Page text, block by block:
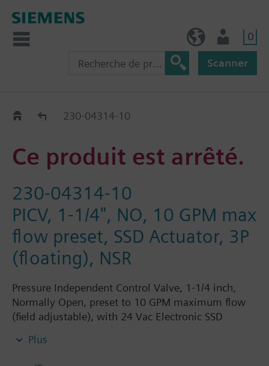
0
Scanner
Old2New230-04314-10
Ce produit est arrêté.
230-04314-10
PICV, 1-1/4", NO, 10 GPM max
flow preset, SSD Actuator, 3P
(floating), NSR
Pressure Independent Control Valve, 1-1/4 inch,
Normally Open, preset to 10 GPM maximum flow
(field adjustable), with 24 Vac Electronic SSD
Actuator, 3P (floating), NSR
Plus